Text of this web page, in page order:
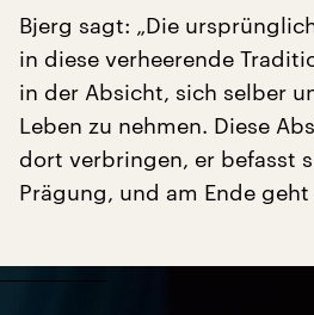
Bjerg sagt: „Die
in diese verheerende
in der Absicht, sich selber
Leben zu nehmen. Diese
dort verbringen, er befasst
Prägung, und am Ende